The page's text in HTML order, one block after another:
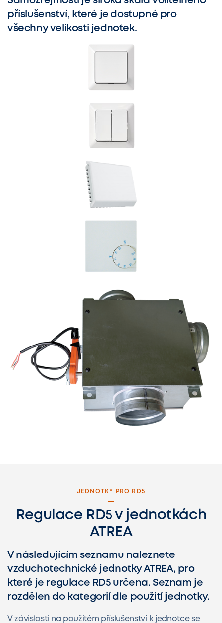
příslušenství, které je dostupné pro
všechny velikosti jednotek.
JEDNOTKY PRO RD5
Regulace RD5 v jednotkách
ATREA
V následujícím seznamu naleznete
vzduchotechnické jednotky ATREA, pro
které je regulace RD5 určena. Seznam je
rozdělen do kategorií dle použití jednotky.
V závislosti na použitém příslušenství k jednotce se